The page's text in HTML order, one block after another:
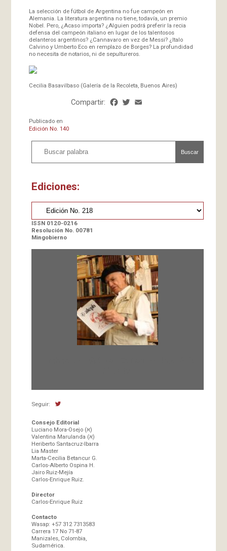
La selección de fútbol de Argentina no fue campeón en
Alemania. La literatura argentina no tiene, todavía, un premio
Nobel. Pero, ¿Acaso importa? ¿Alguien podrá preferir la recia
defensa del campeón italiano en lugar de los talentosos
delanteros argentinos? ¿Cannavaro en vez de Messi? ¿Italo
Calvino y Umberto Eco en remplazo de Borges? La profundidad
no necesita de notarios, ni de sepultureros.
Cecilia Basavilbaso (Galería de la Recoleta, Buenos Aires)
Compartir: Facebook
Twitter
Publicado en
Edición No. 140
Buscar
Ediciones:
ISSN 0120-0216
Resolución No. 00781
Mingobierno
Seguir:
Consejo Editorial
Luciano Mora-Osejo (א)
Valentina Marulanda (א)
Heriberto Santacruz-Ibarra
Lia Master
Marta-Cecilia Betancur G.
Carlos-Alberto Ospina H.
Jairo Ruiz-Mejía
Carlos-Enrique Ruiz.
Director
Carlos-Enrique Ruiz
Contacto
Wasap: +57 312 7313583
Carrera 17 No 71-87
Manizales, Colombia,
Sudamérica.